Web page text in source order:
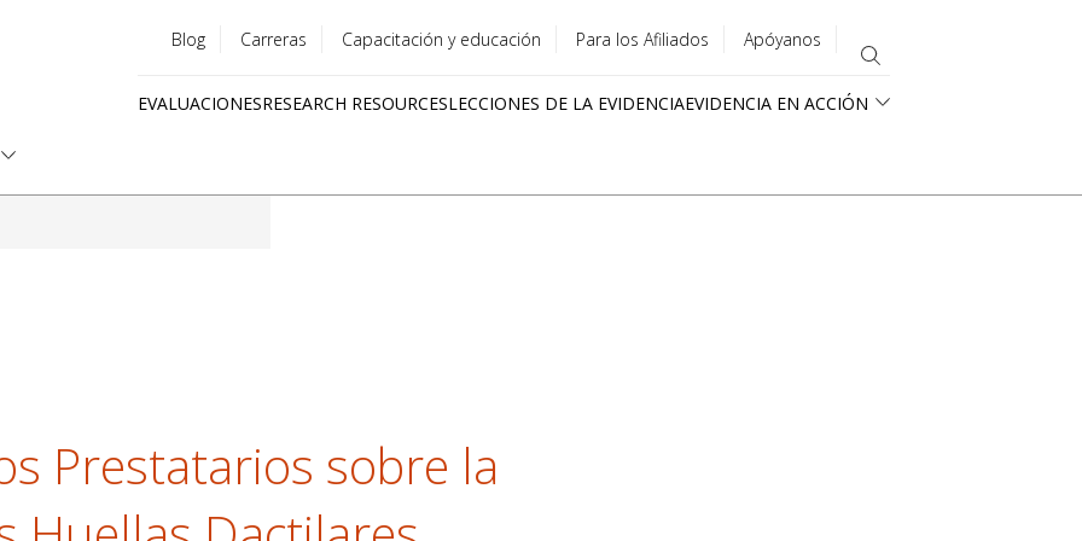
menu
Blog Carreras Capacitación y educación Para los Afiliados Apóyanos
EVALUACIONESRESEARCH RESOURCESLECCIONES DE LA EVIDENCIAEVIDENCIA EN ACCIÓN
Prestatarios sobre la